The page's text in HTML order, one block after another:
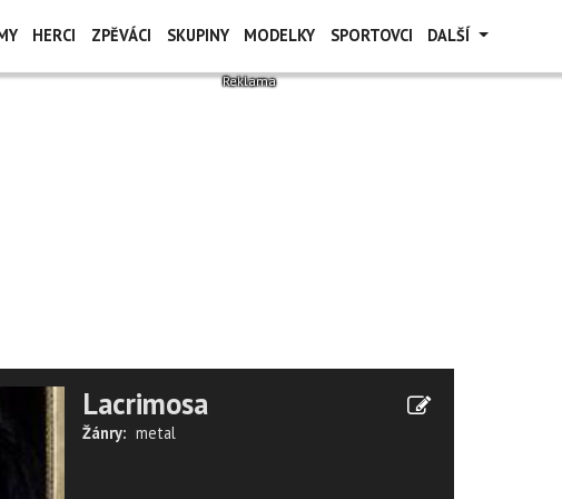
HERCI ZPĚVÁCI SKUPINY MODELKY SPORTOVCI DALŠÍ
Lacrimosa
Žánry: metal